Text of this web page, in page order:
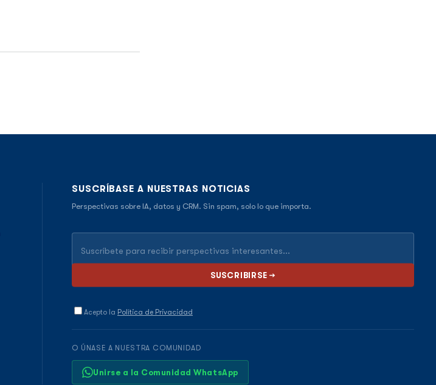
SUSCRÍBASE A NUESTRAS NOTICIAS
Perspectivas sobre IA, datos y CRM. Sin spam, solo lo que importa.
Acepto la Política de Privacidad
O ÚNASE A NUESTRA COMUNIDAD
Unirse a la Comunidad WhatsApp